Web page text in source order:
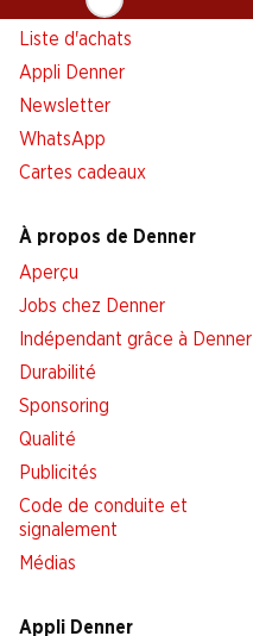
Alarme pour actions
Liste d'achats
Appli Denner
Newsletter
WhatsApp
Cartes cadeaux
À propos de Denner
Aperçu
Jobs chez Denner
Indépendant grâce à Denner
Durabilité
Sponsoring
Qualité
Publicités
Code de conduite et
signalement
Médias
Appli Denner